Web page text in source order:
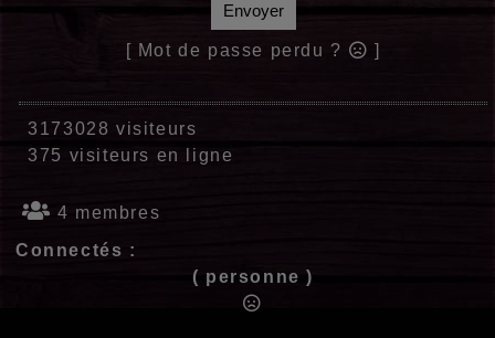
Envoyer
[ Mot de passe perdu ? ]
3173028 visiteurs
375 visiteurs en ligne
4 membres
Connectés :
( personne )